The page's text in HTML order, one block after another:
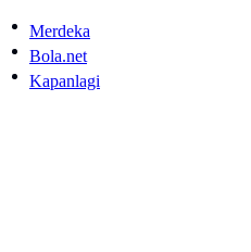
Merdeka
Bola.net
Kapanlagi